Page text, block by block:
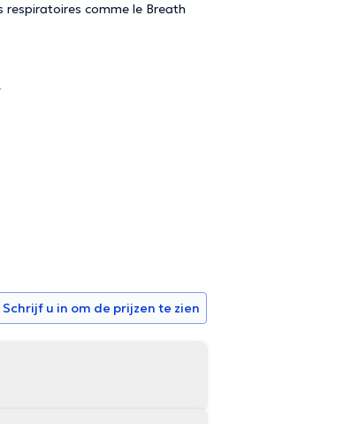
comme le Breath
Schrijf u in om de prijzen te zien